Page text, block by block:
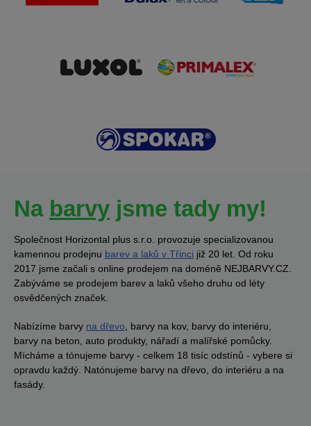
Na barvy jsme tady my!
Společnost Horizontal plus s.r.o. provozuje specializovanou
kamennou prodejnu barev a laků v Třinci již 20 let. Od roku
2017 jsme začali s online prodejem na doméně NEJBARVY.CZ.
Zabýváme se prodejem barev a laků všeho druhu od léty
osvědčených značek.
Nabízíme barvy na dřevo , barvy na kov, barvy do interiéru,
barvy na beton, auto produkty, nářadí a malířské pomůcky.
Mícháme a tónujeme barvy - celkem 18 tisíc odstínů - vybere si
opravdu každý. Natónujeme barvy na dřevo, do interiéru a na
fasády.